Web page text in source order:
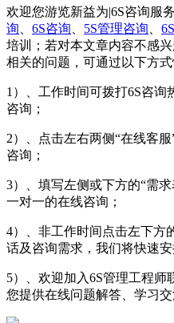
欢迎您游览新益为|6S咨询服
询
6S咨询 5S管理咨询
培训；若对本文章内容不感
相关的问题，可通过以下方式
1）、工作时间可拨打6S咨询
咨询；
2）、点击左右两侧“在线客
咨询；
3）、填写左侧或下方的“需
一对一的在线咨询；
4）、非工作时间点击左下方
话及咨询需求，我们将快速
5）、欢迎加入6S管理工程师
您提供在线问题解答、学习